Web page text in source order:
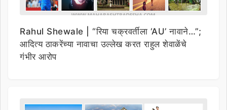
Rahul Shewale | “रिया चक्रवर्तीला ‘AU’ नावाने…”;
आदित्य ठाकरेंच्या नावाचा उल्लेख करत राहुल शेवाळेंचे
गंभीर आरोप